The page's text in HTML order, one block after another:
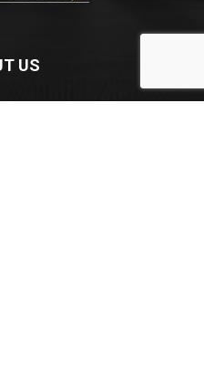
US
music fashion